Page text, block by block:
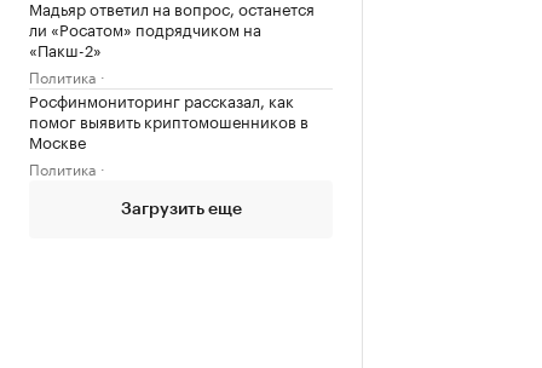
Мадьяр ответил на вопрос, останется
ли «Росатом» подрядчиком на
«Пакш-2»
Политика
Росфинмониторинг рассказал, как
помог выявить криптомошенников в
Москве
Политика
Загрузить еще